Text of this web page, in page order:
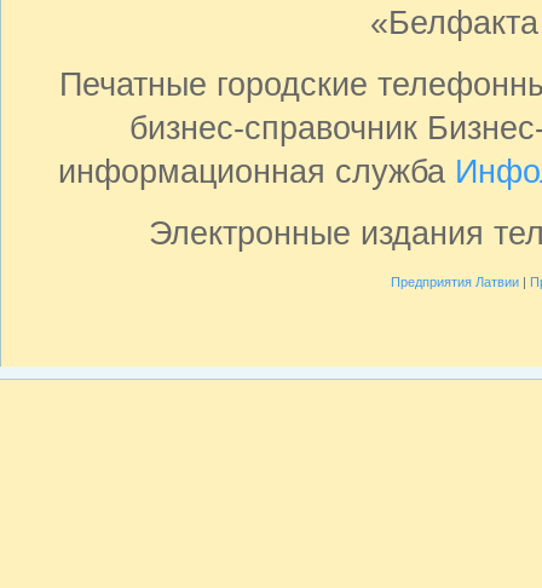
Печатные городские
бизнес-справочник
информационная служба
Электронные издания
Предприятия Латвии|